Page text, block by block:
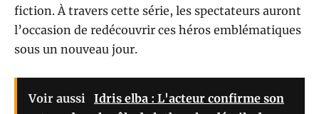
fiction. À travers cette série, les spectateurs auront
l’occasion de redécouvrir ces héros emblématiques
sous un nouveau jour.
Voir aussi Idris elba : L'acteur confirme son